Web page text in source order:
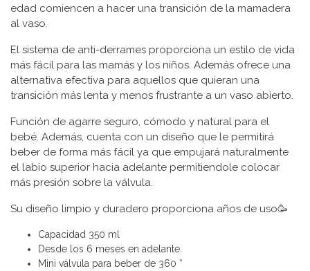
edad comiencen a hacer una transición de la mamadera
al vaso.
El sistema de anti-derrames proporciona un estilo de vida
más fácil para las mamás y los niños. Además ofrece una
alternativa efectiva para aquellos que quieran una
transición más lenta y menos frustrante a un vaso abierto.
Función de agarre seguro, cómodo y natural para el
bebé. Además, cuenta con un diseño que le permitirá
beber de forma más fácil ya que empujará naturalmente
el labio superior hacia adelante permitiendole colocar
más presión sobre la válvula.
Su diseño limpio y duradero proporciona años de uso🥳
Capacidad 350 ml
Desde los 6 meses en adelante.
Mini válvula para beber de 360 ​​°